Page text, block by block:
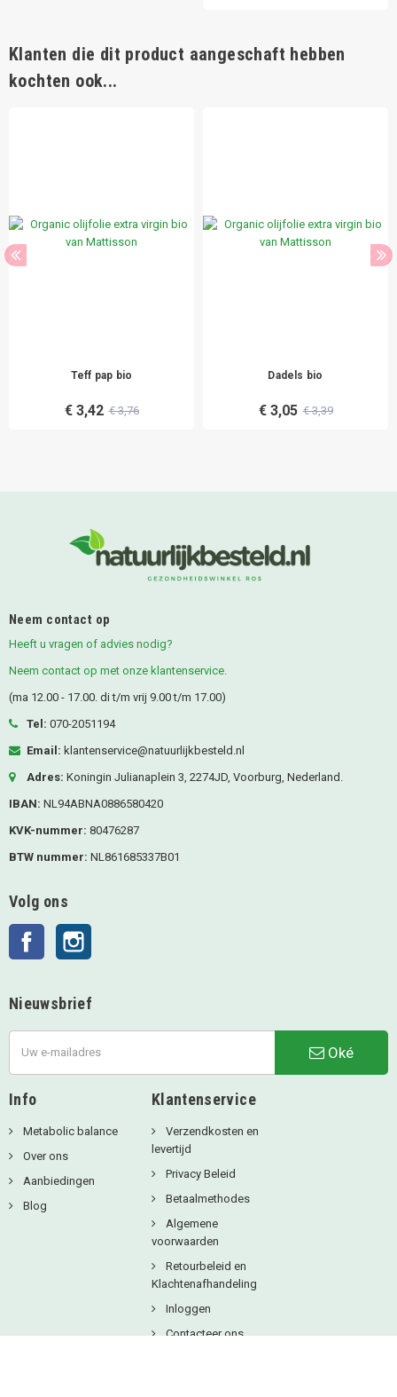
Klanten die dit product aangeschaft hebben
kochten ook...
Teff pap bio
€ 3,42 € 3,76
Dadels bio
€ 3,05 € 3,39
Neem contact op
Heeft u vragen of advies nodig?
Neem contact op met onze klantenservice.
(ma 12.00 - 17.00. di t/m vrij 9.00 t/m 17.00)
Tel: 070-2051194
Email: klantenservice@natuurlijkbesteld.nl
Adres: Koningin Julianaplein 3, 2274JD, Voorburg, Nederland.
IBAN: NL94ABNA0886580420
KVK-nummer: 80476287
BTW nummer: NL861685337B01
Volg ons
Facebook
Nieuwsbrief
Oké
Info
Metabolic balance
Over ons
Aanbiedingen
Blog
Klantenservice
Verzendkosten en
levertijd
Privacy Beleid
Betaalmethodes
Algemene
voorwaarden
Retourbeleid en
Klachtenafhandeling
Inloggen
Contacteer ons